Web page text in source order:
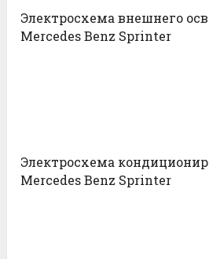
Электросхема внешнего
Mercedes Benz Sprinter
Электросхема
Mercedes Benz Sprinter